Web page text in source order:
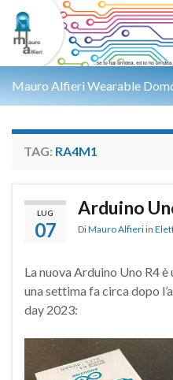
Mauro Alfieri Wearable
TAG: RA4M1
LUG
07
Arduino
DiMauro Alfieri in
La nuova Arduino Uno R4
una settima fa circa dopo
day 2023: